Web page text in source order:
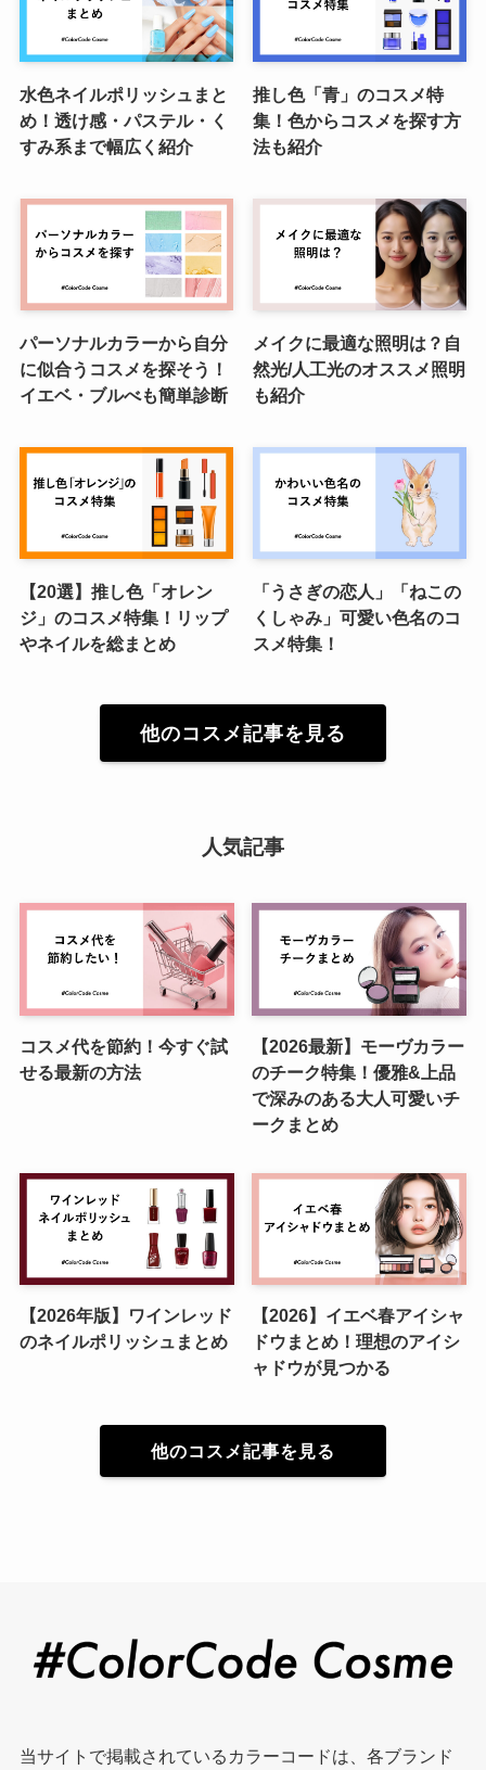
水色ネイルポリッシュまと
め！透け感・パステル・く
すみ系まで幅広く紹介
推し色「青」のコスメ特
集！色からコスメを探す方
法も紹介
パーソナルカラーから自分
に似合うコスメを探そう！
イエベ・ブルべも簡単診断
メイクに最適な照明は？自
然光/人工光のオススメ照明
も紹介
【20選】推し色「オレン
ジ」のコスメ特集！リップ
やネイルを総まとめ
「うさぎの恋人」「ねこの
くしゃみ」可愛い色名のコ
スメ特集！
他のコスメ記事を見る
人気記事
コスメ代を節約！今すぐ試
せる最新の方法
【2026最新】モーヴカラー
のチーク特集！優雅&上品
で深みのある大人可愛いチ
ークまとめ
【2026年版】ワインレッド
のネイルポリッシュまとめ
【2026】イエベ春アイシャ
ドウまとめ！理想のアイシ
ャドウが見つかる
他のコスメ記事を見る
当サイトで掲載されているカラーコードは、各ブランド